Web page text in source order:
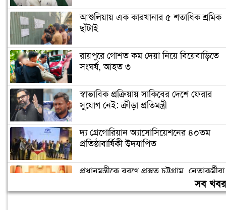
আশুলিয়ায় এক কারখানার ৫ শতাধিক শ্রমিক
ছাঁটাই
রায়পুরে গোশত কম দেয়া নিয়ে বিয়েবাড়িতে
সংঘর্ষ, আহত ৩
স্বাভাবিক প্রক্রিয়ায় সাকিবের দেশে ফেরার
সুযোগ নেই: ক্রীড়া প্রতিমন্ত্রী
দ্য গ্রেগোরিয়ান অ্যাসোসিয়েশনের ৪০তম
প্রতিষ্ঠাবার্ষিকী উদযাপিত
প্রধানমন্ত্রীকে বরণে প্রস্তুত চট্টগ্রাম, নেতাকর্মীরা
সব